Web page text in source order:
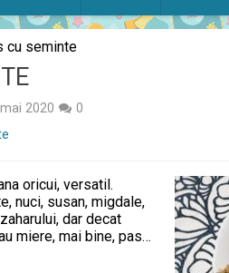
cu seminte
2020
0
oricui, versatil.
nuci, susan, migdale,
dar decat
miere, mai bine, pas…